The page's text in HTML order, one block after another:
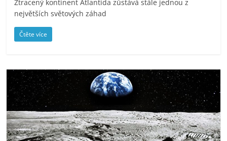
Ztracený kontinent Atlantida zůstává stále jednou z
největších světových záhad
Čtěte více